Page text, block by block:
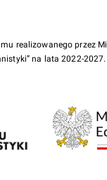
realizowanego przez
na lata 2022-2027.